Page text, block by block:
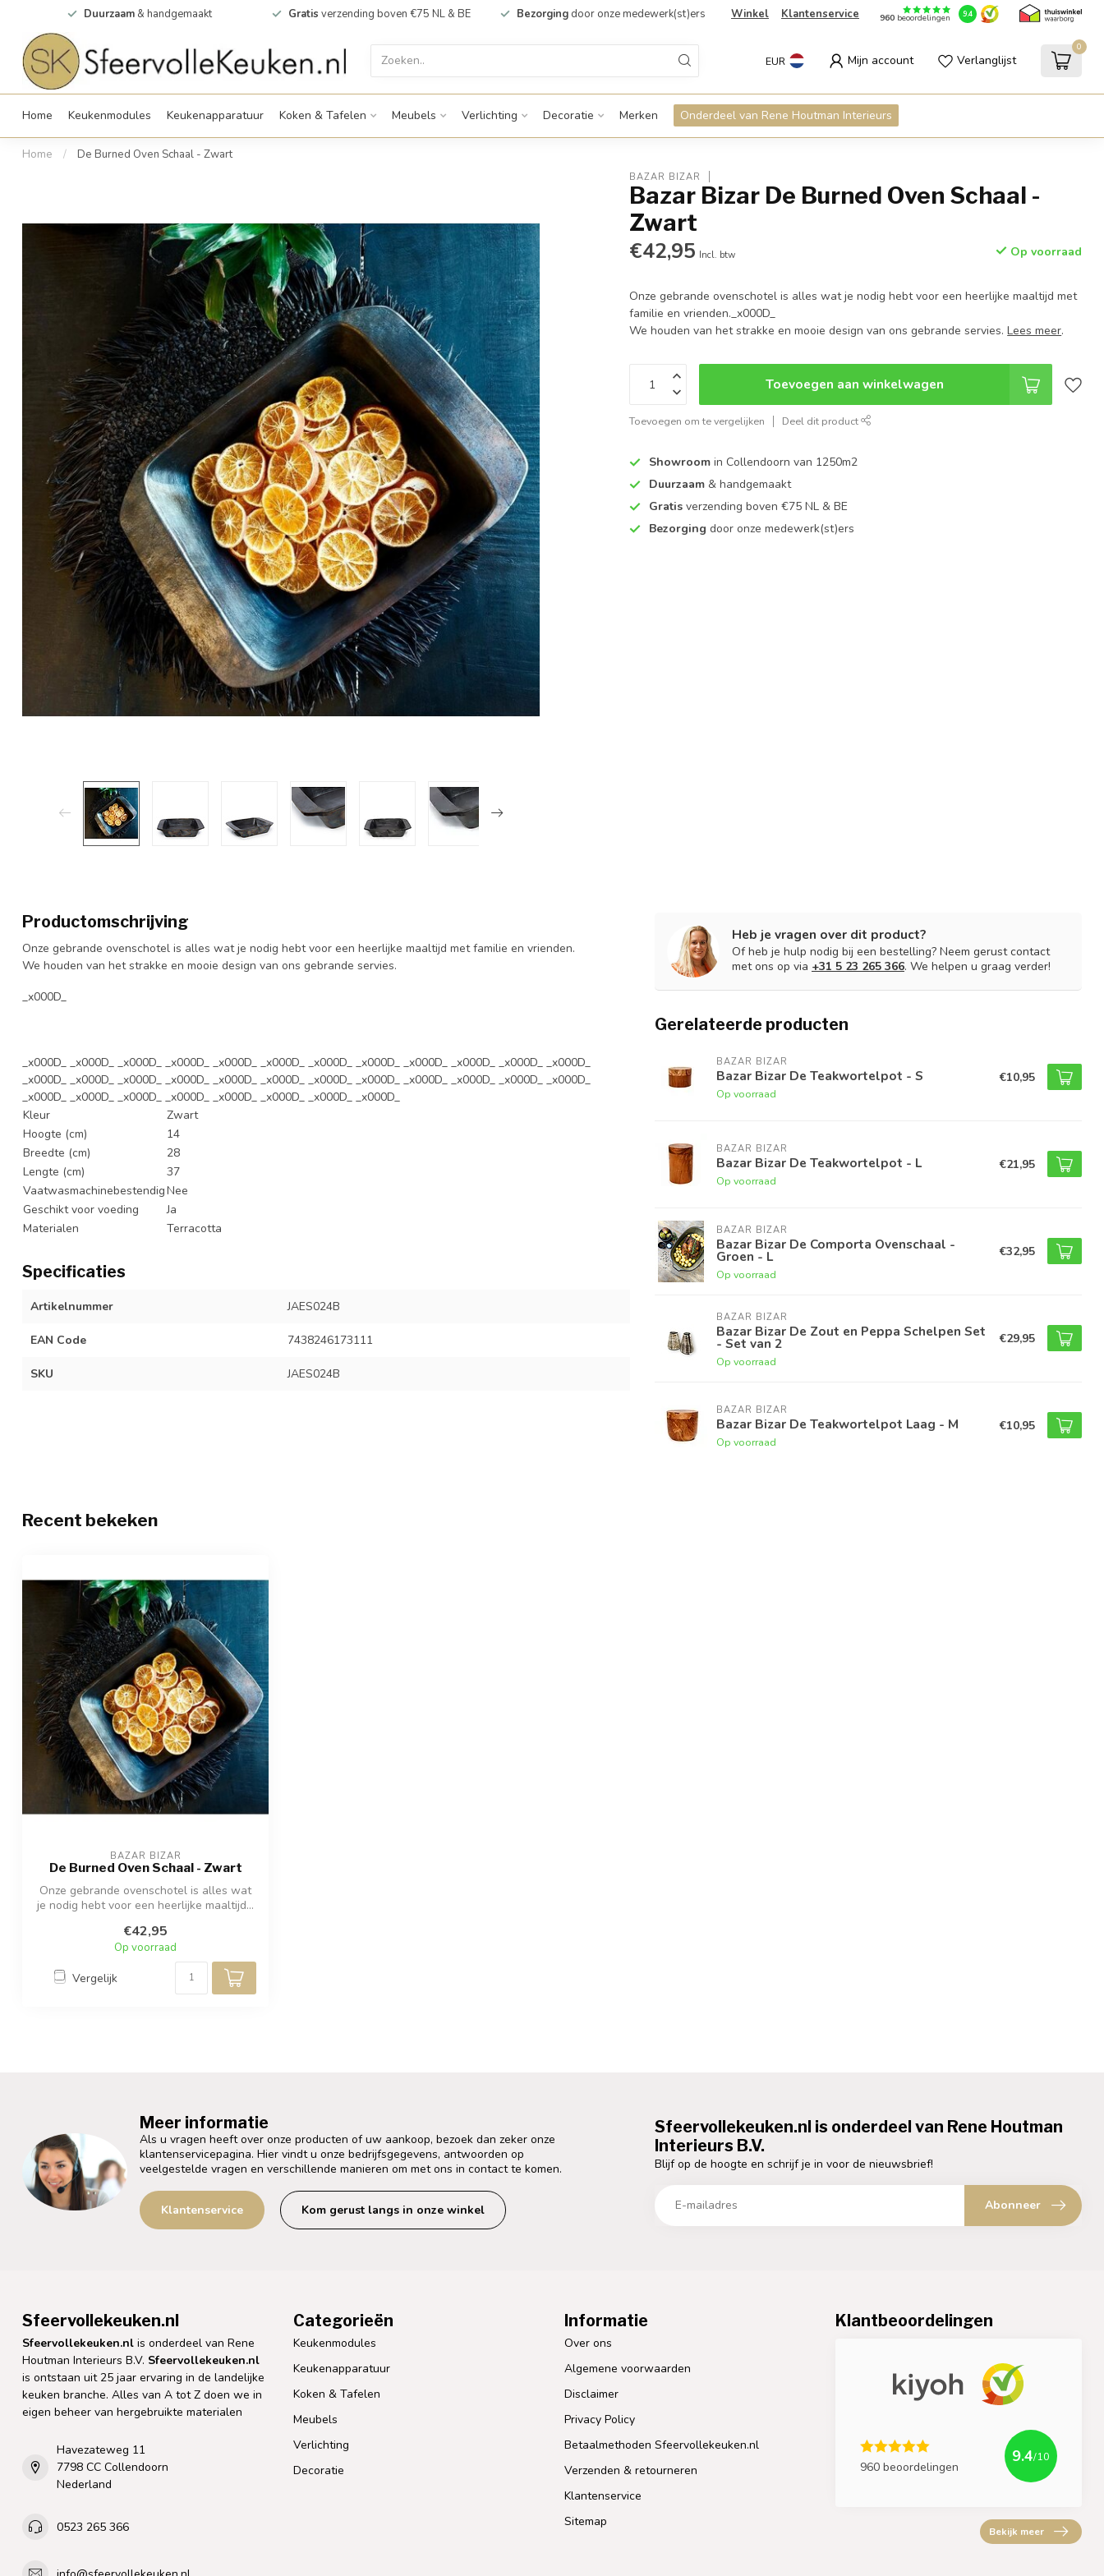
Duurzaam & handgemaakt Gratis verzending boven €75 NL & BE Bezorging door onze medewerk(st)ers Winkel Klantenservice 960beoordelingen 9.4
EUR Mijn account Verlanglijst
0
Home Keukenmodules Keukenapparatuur Koken & Tafelen Meubels Verlichting Decoratie Merken Onderdeel van Rene Houtman Interieurs
Home / De Burned Oven Schaal - Zwart
BAZAR BIZAR
Bazar Bizar De Burned Oven Schaal -
Zwart
€42,95 Incl. btw Op voorraad
Onze gebrande ovenschotel is alles wat je nodig hebt voor een heerlijke maaltijd met
familie en vrienden._x000D_
We houden van het strakke en mooie design van ons gebrande servies.Lees meer.
Toevoegen aan winkelwagen
Toevoegen om te vergelijken Deel dit product
Showroom in Collendoorn van 1250m2
Duurzaam & handgemaakt
Gratis verzending boven €75 NL & BE
Bezorging door onze medewerk(st)ers
Productomschrijving
Onze gebrande ovenschotel is alles wat je nodig hebt voor een heerlijke maaltijd met familie en vrienden.
We houden van het strakke en mooie design van ons gebrande servies.
_x000D_
_x000D_ _x000D_ _x000D_ _x000D_ _x000D_ _x000D_ _x000D_ _x000D_ _x000D_ _x000D_ _x000D_ _x000D_
_x000D_ _x000D_ _x000D_ _x000D_ _x000D_ _x000D_ _x000D_ _x000D_ _x000D_ _x000D_ _x000D_ _x000D_
_x000D_ _x000D_ _x000D_ _x000D_ _x000D_ _x000D_ _x000D_ _x000D_
Kleur
Zwart
Hoogte (cm)
14
Breedte (cm)
28
Lengte (cm)
37
VaatwasmachinebestendigNee
Geschikt voor voeding
Ja
Materialen
Terracotta
Specificaties
Artikelnummer JAES024B
EAN Code 7438246173111
SKU JAES024B
Heb je vragen over dit product?
Of heb je hulp nodig bij een bestelling? Neem gerust contact
met ons op via +31 5 23 265 366. We helpen u graag verder!
Gerelateerde producten
BAZAR BIZAR
Bazar Bizar De Teakwortelpot - S
Op voorraad
€10,95
BAZAR BIZAR
Bazar Bizar De Teakwortelpot - L
Op voorraad
€21,95
BAZAR BIZAR
Bazar Bizar De Comporta Ovenschaal -
Groen - L
Op voorraad
€32,95
BAZAR BIZAR
Bazar Bizar De Zout en Peppa Schelpen Set
- Set van 2
Op voorraad
€29,95
BAZAR BIZAR
Bazar Bizar De Teakwortelpot Laag - M
Op voorraad
€10,95
Recent bekeken
BAZAR BIZAR
De Burned Oven Schaal - Zwart
Onze gebrande ovenschotel is alles wat
je nodig hebt voor een heerlijke maaltijd...
€42,95
Op voorraad
Vergelijk
Meer informatie
Als u vragen heeft over onze producten of uw aankoop, bezoek dan zeker onze
klantenservicepagina. Hier vindt u onze bedrijfsgegevens, antwoorden op
veelgestelde vragen en verschillende manieren om met ons in contact te komen.
Klantenservice Kom gerust langs in onze winkel
Sfeervollekeuken.nl is onderdeel van Rene Houtman
Interieurs B.V.
Blijf op de hoogte en schrijf je in voor de nieuwsbrief!
Abonneer
Sfeervollekeuken.nl
Sfeervollekeuken.nl is onderdeel van Rene
Houtman Interieurs B.V. Sfeervollekeuken.nl
is ontstaan uit 25 jaar ervaring in de landelijke
keuken branche. Alles van A tot Z doen we in
eigen beheer van hergebruikte materialen
Havezateweg 11
7798 CC Collendoorn
Nederland
0523 265 366
Categorieën
Keukenmodules
Keukenapparatuur
Koken & Tafelen
Meubels
Verlichting
Decoratie
Informatie
Over ons
Algemene voorwaarden
Disclaimer
Privacy Policy
Betaalmethoden Sfeervollekeuken.nl
Verzenden & retourneren
Klantenservice
Sitemap
Klantbeoordelingen
960 beoordelingen
9.4/10
Bekijk meer